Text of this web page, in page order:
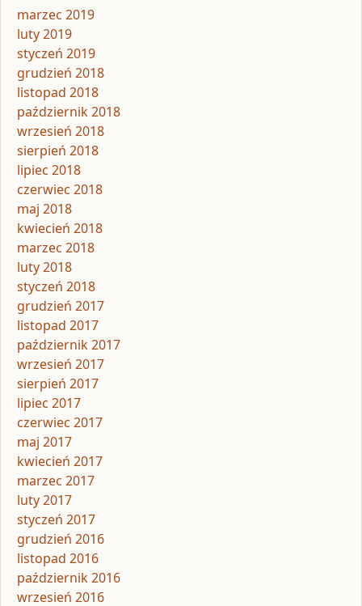
marzec 2019
luty 2019
styczeń 2019
grudzień 2018
listopad 2018
październik 2018
wrzesień 2018
sierpień 2018
lipiec 2018
czerwiec 2018
maj 2018
kwiecień 2018
marzec 2018
luty 2018
styczeń 2018
grudzień 2017
listopad 2017
październik 2017
wrzesień 2017
sierpień 2017
lipiec 2017
czerwiec 2017
maj 2017
kwiecień 2017
marzec 2017
luty 2017
styczeń 2017
grudzień 2016
listopad 2016
październik 2016
wrzesień 2016